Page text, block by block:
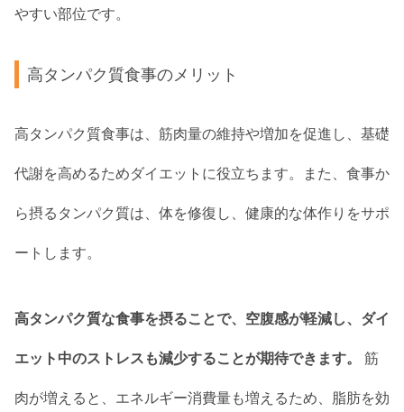
やすい部位です。
高タンパク質食事のメリット
高タンパク質食事は、筋肉量の維持や増加を促進し、基礎
代謝を高めるためダイエットに役立ちます。また、食事か
ら摂るタンパク質は、体を修復し、健康的な体作りをサポ
ートします。
高タンパク質な食事を摂ることで、空腹感が軽減し、ダイ
エット中のストレスも減少することが期待できます。 筋
肉が増えると、エネルギー消費量も増えるため、脂肪を効